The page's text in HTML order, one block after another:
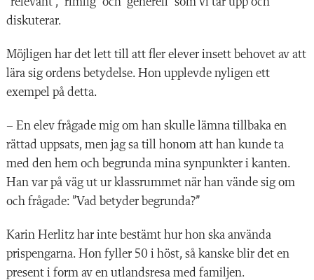
diskuterar.
Möjligen har det lett till att fler elever insett behovet av att
lära sig ordens betydelse. Hon upplevde nyligen ett
exempel på detta.
– En elev frågade mig om han skulle lämna tillbaka en
rättad uppsats, men jag sa till honom att han kunde ta
med den hem och begrunda mina synpunkter i kanten.
Han var på väg ut ur klassrummet när han vände sig om
och frågade: ”Vad betyder begrunda?”
Karin Herlitz har inte bestämt hur hon ska använda
prispengarna. Hon fyller 50 i höst, så kanske blir det en
present i form av en utlandsresa med familjen.